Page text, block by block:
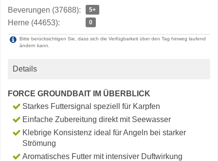
Beverungen (37688): 5+
Herne (44653): 0
Bitte berücksichtigen Sie, dass sich die Verfügbarkeit über den Tag hinweg laufend
ändern kann.
Details
FORCE GROUNDBAIT IM ÜBERBLICK
Starkes Futtersignal speziell für Karpfen
Einfache Zubereitung direkt mit Seewasser
Klebrige Konsistenz ideal für Angeln bei starker
Strömung
Aromatisches Futter mit intensiver Duftwirkung